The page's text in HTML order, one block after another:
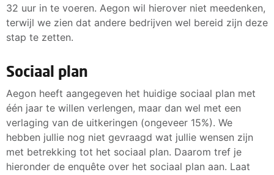
32 uur in te voeren. Aegon wil hierover niet meedenken,
terwijl we zien dat andere bedrijven wel bereid zijn deze
stap te zetten.
Sociaal plan
Aegon heeft aangegeven het huidige sociaal plan met
één jaar te willen verlengen, maar dan wel met een
verlaging van de uitkeringen (ongeveer 15%). We
hebben jullie nog niet gevraagd wat jullie wensen zijn
met betrekking tot het sociaal plan. Daarom tref je
hieronder de enquête over het sociaal plan aan. Laat